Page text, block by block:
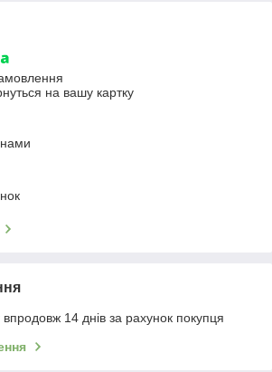
на вашу картку
14 днів за рахунок покупця